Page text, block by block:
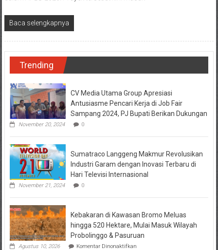
Baca selengkapnya
Trending
CV Media Utama Group Apresiasi
Antusiasme Pencari Kerja di Job Fair
Sampang 2024, PJ Bupati Berikan Dukungan
November 20, 2024 0
Sumatraco Langgeng Makmur Revolusikan
Industri Garam dengan Inovasi Terbaru di
Hari Televisi Internasional
November 21, 2024 0
Kebakaran di Kawasan Bromo Meluas
hingga 520 Hektare, Mulai Masuk Wilayah
Probolinggo & Pasuruan
Agustus 10, 2026 Komentar Dinonaktifkanpada